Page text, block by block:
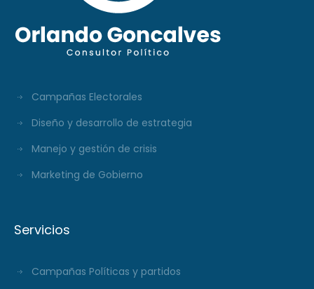
Campañas Electorales
Diseño y desarrollo de estrategia
Manejo y gestión de crisis
Marketing de Gobierno
Servicios
Campañas Políticas y partidos